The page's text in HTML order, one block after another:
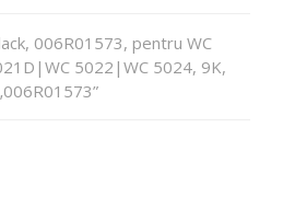
006R01573, pentru WC
5022|WC 5024, 9K,